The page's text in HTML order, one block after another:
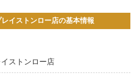
イストンロー店の基本情報
ストンロー店